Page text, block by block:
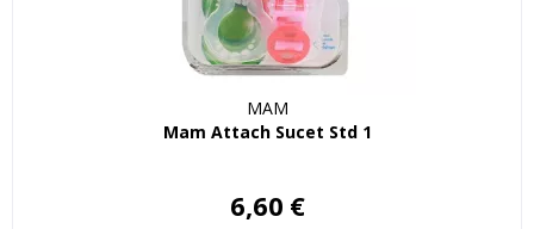
MAM
Mam Attach Sucet Std 1
6,60 €